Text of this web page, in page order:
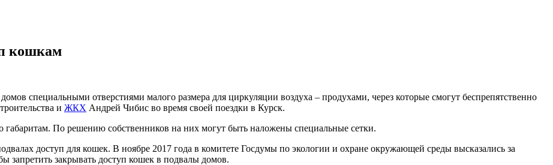
кошкам
специальными отверстиями малого размера для циркуляции воздуха – продухами, через которые смогут беспрепятственно
и ЖКХ Андрей Чибис во время своей поездки в Курск.
По решению собственников на них могут быть наложены специальные сетки.
доступ для кошек. В ноябре 2017 года в комитете Госдумы по экологии и охране окружающей среды высказались за
запретить закрывать доступ кошек в подвалы домов.